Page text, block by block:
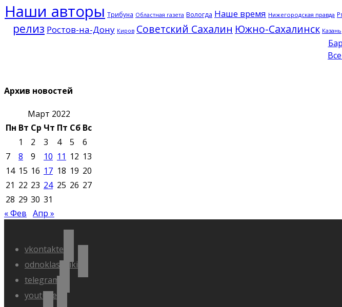
Наши авторы Трибуна Областная газета Вологда Наше время Нижегородская правда
релиз Ростов-на-Дону Киров Советский Сахалин Южно-Сахалинск Казань
Архив новостей
Март 2022
Пн Вт Ср Чт Пт Сб Вс
1
2 3 4 5
6
7
8 9 10 11 12 13
14 15 16 17 18 19 20
21 22 23 24 25 26 27
28 29 30 31
« Фев Апр »
vkontakte
odnoklassniki
telegram
youtube